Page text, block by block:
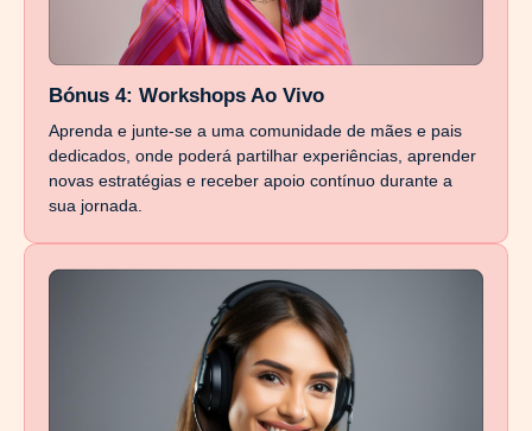
Bónus 4: Workshops Ao Vivo
Aprenda e junte-se a uma comunidade de mães e pais
dedicados, onde poderá partilhar experiências, aprender
novas estratégias e receber apoio contínuo durante a
sua jornada.